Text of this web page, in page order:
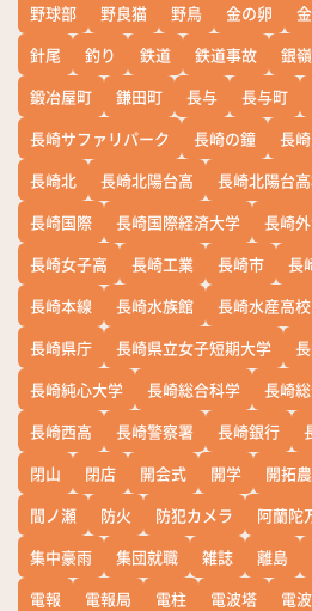
野球部
野良猫 野鳥 金の卵
針尾
釣り 鉄道 鉄道事故 銀嶺
鍛冶屋町
鎌田町 長与 長与町
長崎サファリパーク
長崎の鐘 長
長崎北
長崎北陽台高 長崎北陽台
長崎国際
長崎国際経済大学 長崎
長崎女子高
長崎工業 長崎市 長
長崎本線
長崎水族館 長崎水産高校
長崎県庁
長崎県立女子短期大学
長崎純心大学
長崎総合科学 長崎
長崎西高
長崎警察署 長崎銀行
閉山
閉店 開会式 開学 開拓
間ノ瀬
防火 防犯カメラ 阿蘭陀
集中豪雨
集団就職 雑誌 離島
電報
電報局 電柱 電波塔 電